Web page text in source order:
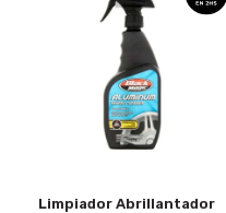
Limpiador Abrillantador